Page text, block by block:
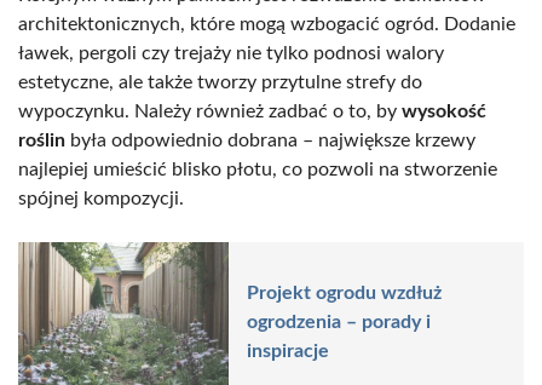
architektonicznych, które mogą wzbogacić ogród. Dodanie
ławek, pergoli czy trejaży nie tylko podnosi walory
estetyczne, ale także tworzy przytulne strefy do
wypoczynku. Należy również zadbać o to, by wysokość
roślin była odpowiednio dobrana – największe krzewy
najlepiej umieścić blisko płotu, co pozwoli na stworzenie
spójnej kompozycji.
Projekt ogrodu wzdłuż
ogrodzenia – porady i
inspiracje